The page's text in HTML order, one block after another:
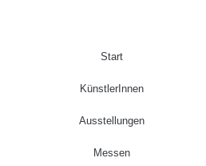
Start
KünstlerInnen
Ausstellungen
Messen